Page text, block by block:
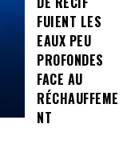
FUIENT LES
EAUX PEU
PROFONDES
FACE AU
RÉCHAUFFEME
NT